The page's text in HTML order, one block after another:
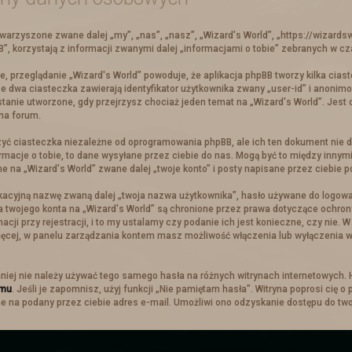
Troche nowinek
Ogłoszenia. Cała tabela is truktura została napisana od
z ekranem urządzenia. Na telefonach skaluje się
pionie też sie da ale z racje mniejszego ekranu ucina i może
i planowana jest mapa mieszkańców, w której będą
opocja po klikenięciu w nią, automatyczne przeniesienie sie
miasta oraz opcji z mieszkancami będzie dostępna w
Święta Zimowe
zwane dalej „my”, „nas”, „nasz”, „Wizard's World”, „https://
korzystają z informacji zwanymi dalej „informacjami o tobie” zebranych w
przeglądanie „Wizard's World” powoduje, że aplikacja phpBB tworzy kilka
dwa ciasteczka zawierają identyfikator użytkownika zwany „user-id” i
utworzone, gdy przejrzysz chociaż jeden temat na „Wizard's World”.
forum.
ciasteczka niezależne od oprogramowania phpBB, ale ich ten dokument
o tobie, to dane wysyłane przez ciebie do nas. Mogą być to między
na „Wizard's World” zwane dalej „twoje konto” i posty napisane przez ciebie
nazwę zwaną dalej „twoja nazwa użytkownika”, hasło używane do
konta na „Wizard's World” są chronione przez prawa dotyczące
przy rejestracji, i to my ustalamy czy podanie ich jest konieczne, czy nie.
w panelu zarządzania kontem masz możliwość włączenia lub wyłączenia
nie należy używać tego samego hasła na różnych witrynach internetowych.
. Jeśli je zapomnisz, użyj funkcji „Nie pamiętam hasła”. Witryna poprosi cię
na podany przez ciebie adres e-mail. Umożliwi ono odzyskanie dostępu do